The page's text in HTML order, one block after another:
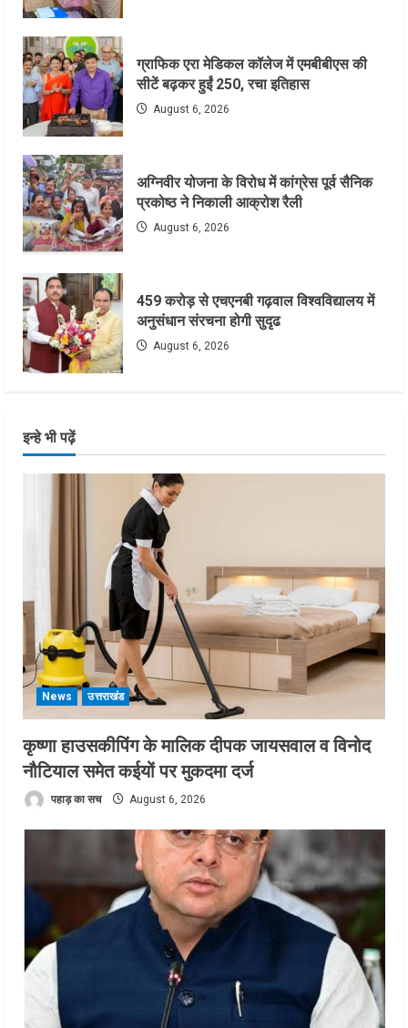
ग्राफिक एरा मेडिकल कॉलेज में एमबीबीएस की
सीटें बढ़कर हुईं 250, रचा इतिहास
August 6, 2026
अग्निवीर योजना के विरोध में कांग्रेस पूर्व सैनिक
प्रकोष्ठ ने निकाली आक्रोश रैली
August 6, 2026
459 करोड़ से एचएनबी गढ़वाल विश्वविद्यालय में
अनुसंधान संरचना होगी सुदृढ
August 6, 2026
इन्हे भी पढ़ें
News उत्तराखंड
कृष्णा हाउसकीपिंग के मालिक दीपक जायसवाल व विनोद
नौटियाल समेत कईयों पर मुकदमा दर्ज
पहाड़ का सच August 6, 2026